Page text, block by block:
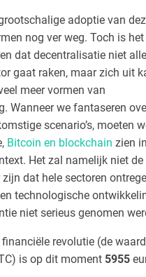
adoptie van
nog ver weg. Toch is het
dat decentralisatie niet
gaat raken, maar zich uit
meer vormen van
Wanneer we fantaseren
scenario’s, moeten
Bitcoin en blockchain zien in
Het zal namelijk niet de
dat hele sectoren
technologische
niet serieus genomen
revolutie (de
is op dit moment 5955